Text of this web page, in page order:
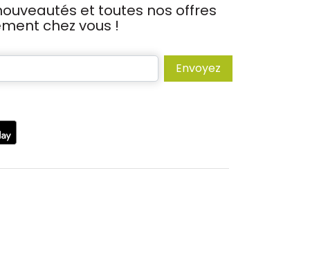
et toutes nos offres
chez vous !
Envoyez